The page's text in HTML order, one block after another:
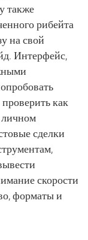
также
рибейта
на свой
Интерфейс,
как
личном
сделки
скорости
форматы и